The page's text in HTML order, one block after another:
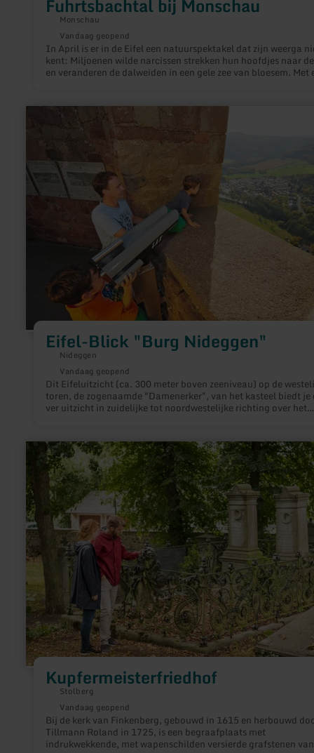
Fuhrtsbachtal bij Monschau
Monschau
Vandaag geopend
In April is er in de Eifel een natuurspektakel dat zijn weerga
kent: Miljoenen wilde narcissen strekken hun hoofdjes naar
en veranderen de dalweiden in een gele zee van bloesem. Met
bijzondere belevenis.
Eifel-Blick "Burg Nideggen"
Nideggen
Vandaag geopend
Dit Eifeluitzicht (ca. 300 meter boven zeeniveau) op de
toren, de zogenaamde "Damenerker", van het kasteel biedt je
ver uitzicht in zuidelijke tot noordwestelijke richting over het
Nideggen"
Kupfermeisterfriedhof
Stolberg
Vandaag geopend
Bij de kerk van Finkenberg, gebouwd in 1615 en herbouwd
Tillmann Roland in 1725, is een begraafplaats met
indrukwekkende, met wapenschilden versierde grafstenen
meer
informatie
Kupfermeisterfriedhof